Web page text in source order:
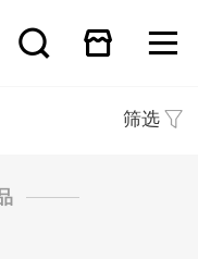
筛选